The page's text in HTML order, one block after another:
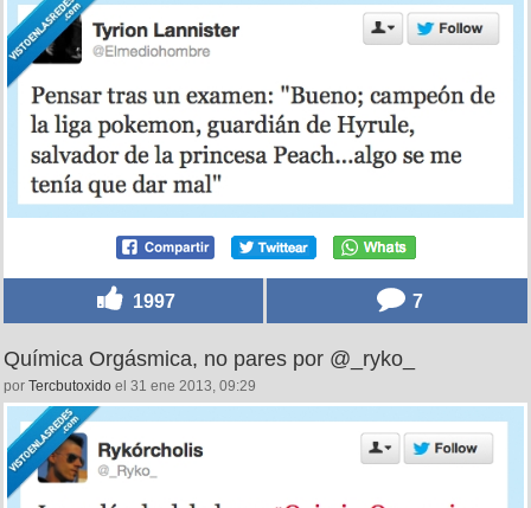
1997 7
Química Orgásmica, no pares por @_ryko_
por Tercbutoxido el 31 ene 2013, 09:29